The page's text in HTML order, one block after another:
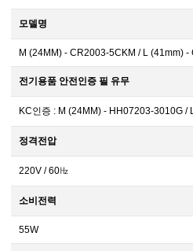
모델명
M (24MM) - CR2003-5CKM / L (41mm)
전기용품 안전인증 필 유무
KC인증 : M (24MM) - HH07203-3010G /
정격전압
220V / 60㎐
소비전력
55W